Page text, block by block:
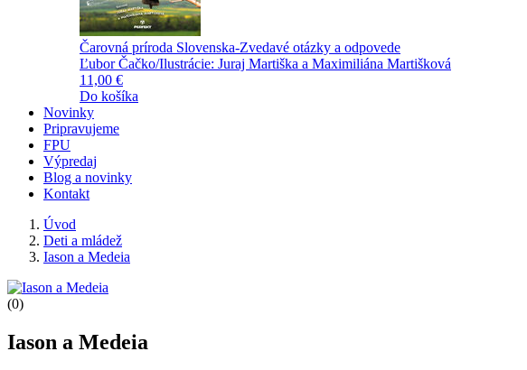
Čarovná príroda Slovenska-Zvedavé otázky a odpovede
Ľubor Čačko/Ilustrácie: Juraj Martiška a Maximiliána Martišková
11,00 €
Do košíka
Novinky
Pripravujeme
FPU
Výpredaj
Blog a novinky
Kontakt
Úvod
Deti a mládež
Iason a Medeia
(0)
Iason a Medeia